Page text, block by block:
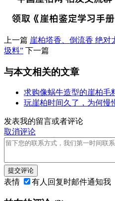
上一篇 崖柏塔香、倒流香 绝对
圾料” 下一篇
与本文相关的文章
求购像蜗牛造型的崖柏毛
玩崖柏时间久了，为何慢
发表我的留言或者评论
取消评论
提交评论
表情 有人回复时邮件通知我